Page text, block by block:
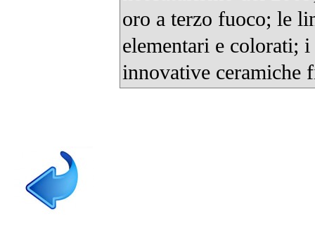
oro a terzo fuoco; le
elementari e colorati;
innovative ceramiche